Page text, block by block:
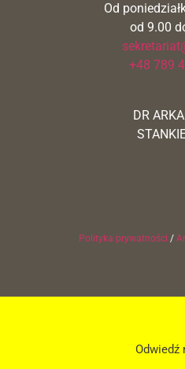
Od
od 9.00
+48 789
DR
Polityka prywatności /
Odwiedź